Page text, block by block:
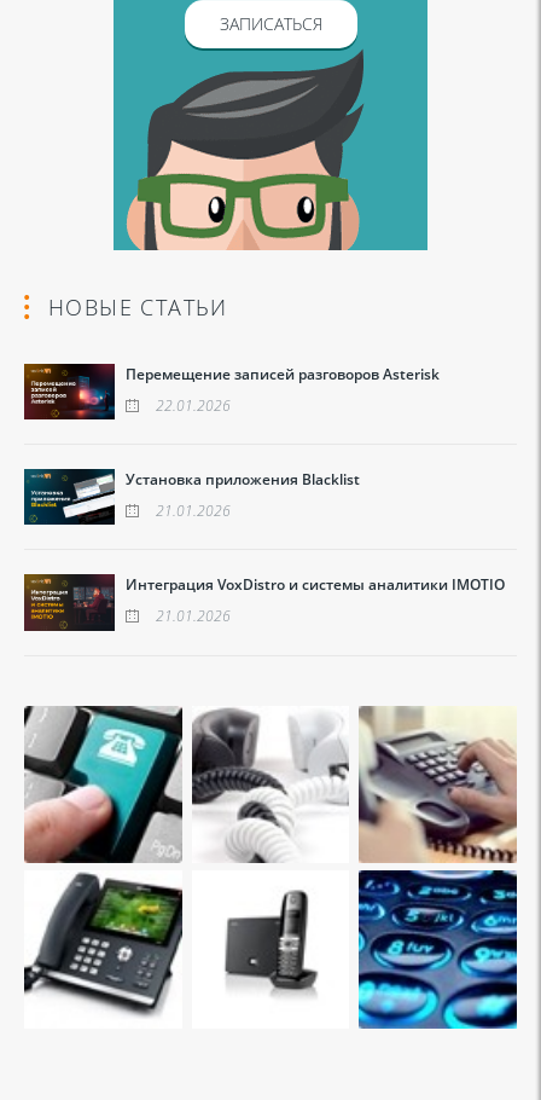
ЗАПИСАТЬСЯ
НОВЫЕ СТАТЬИ
Перемещение записей разговоров Asterisk
22.01.2026
Установка приложения Blacklist
21.01.2026
Интеграция VoxDistro и системы аналитики IMOTIO
21.01.2026